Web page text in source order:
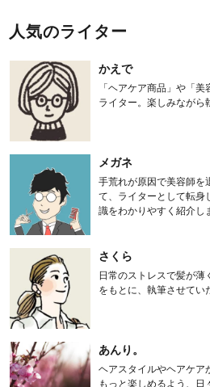
人気のライター
かえで
「ヘアケア商品」や「
ライター。楽しみながら
メガネ
手荒れが原因で美容師を
て、ライターとして転身
識をわかりやすく紹介し
さくら
日常のストレスで髪が
をもとに、執筆させてい
あんり。
ヘアスタイルやヘアケア
もっと楽しめるよう、